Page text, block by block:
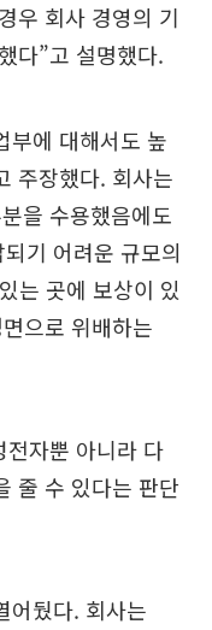
우 회사 경영의 기
다”고 설명했다.
부에 대해서도 높
주장했다. 회사는
을 수용했음에도
기 어려운 규모의
는 곳에 보상이 있
으로 위배하는
자뿐 아니라 다
줄 수 있다는 판단
어뒀다. 회사는